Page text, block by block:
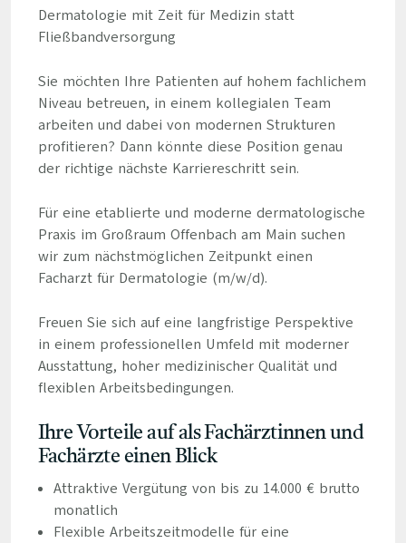
Dermatologie mit Zeit für Medizin statt
Fließbandversorgung
Sie möchten Ihre Patienten auf hohem fachlichem
Niveau betreuen, in einem kollegialen Team
arbeiten und dabei von modernen Strukturen
profitieren? Dann könnte diese Position genau
der richtige nächste Karriereschritt sein.
Für eine etablierte und moderne dermatologische
Praxis im Großraum Offenbach am Main suchen
wir zum nächstmöglichen Zeitpunkt einen
Facharzt für Dermatologie (m/w/d).
Freuen Sie sich auf eine langfristige Perspektive
in einem professionellen Umfeld mit moderner
Ausstattung, hoher medizinischer Qualität und
flexiblen Arbeitsbedingungen.
Ihre Vorteile auf als Fachärztinnen und
Fachärzte einen Blick
Attraktive Vergütung von bis zu 14.000 € brutto
monatlich
Flexible Arbeitszeitmodelle für eine